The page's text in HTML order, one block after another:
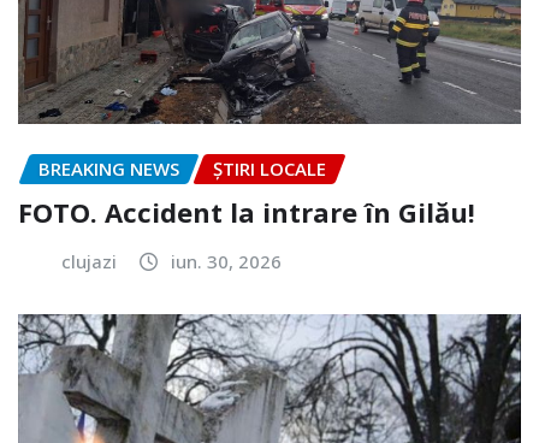
BREAKING NEWS ȘTIRI LOCALE
FOTO. Accident la intrare în Gilău!
clujazi iun. 30, 2026